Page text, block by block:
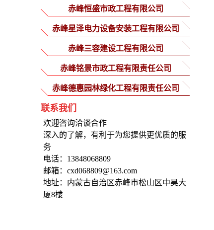
赤峰恒盛市政工程有限公司
赤峰星泽电力设备安装工程有限公司
赤峰三容建设工程有限公司
赤峰铭景市政工程有限责任公司
赤峰德惠园林绿化工程有限责任公司
联系我们
欢迎咨询洽谈合作
深入的了解，有利于为您提供更优质的服
务
电话：13848068809
邮箱：cxd068809@163.com
地址：内蒙古自治区赤峰市松山区中昊大
厦8楼